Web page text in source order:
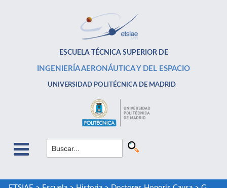
ESCUELA TÉCNICA SUPERIOR DE
INGENIERÍA AERONÁUTICA Y DEL ESPACIO
UNIVERSIDAD POLITÉCNICA DE MADRID